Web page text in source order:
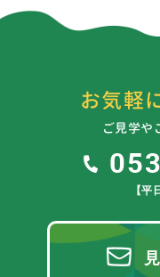
お気軽
ご見学や
【